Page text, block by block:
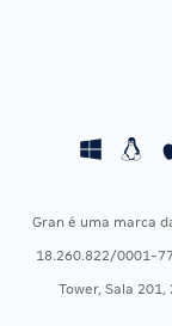
CONCURSOS POR
Concursos Fiscais
Concursos Saúde
Gran é uma marca
18.260.822/0001-
Tower, Sala 201,